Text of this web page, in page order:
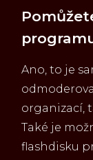
Ano, to je
organizací,
Také je
flashdisku